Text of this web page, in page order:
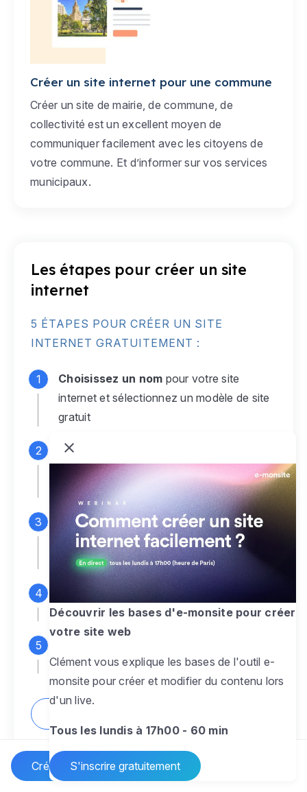
Créer un site Internet
Créer un site internet pour une commune
Créer un site de mairie, de commune, de
collectivité est un excellent moyen de
communiquer facilement avec les citoyens de
votre commune. Et d’informer sur vos services
municipaux.
Les étapes pour créer un site
internet
5 ÉTAPES POUR CRÉER UN SITE
INTERNET GRATUITEMENT :
Choisissez un nom pour votre site
internet et sélectionnez un modèle de site
gratuit
Connectez-vous
monsite gratuit pour accéder à votre
espace d'administration
Personnalisez entièrement le
designpour créer un site web sur-mesure,
à votre image
Ajoutez des pagessans limite pour
présenter votre activité, votre passion
pour rendre votre site dynamique
Découvrir les bases d'e-monsite pour créer
votre site web
Clément vous explique les bases de l'outil e-
monsite pour créer et modifier du contenu lors
d'un live.
Tous les lundis à 17h00 - 60 min
S'inscrire gratuitement